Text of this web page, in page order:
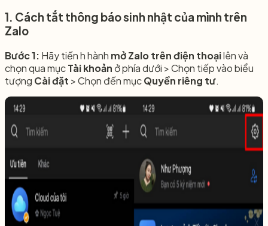
1. Cách tắt thông báo sinh nhật của mình trên
Zalo
Bước 1: Hãy tiến h hành mở Zalo trên điện thoạilên và
chọn qua mụcTài khoản ở phía dưới > Chọn tiếp vào biểu
tượng Cài đặt > Chọn đến mụcQuyền riêng tư.